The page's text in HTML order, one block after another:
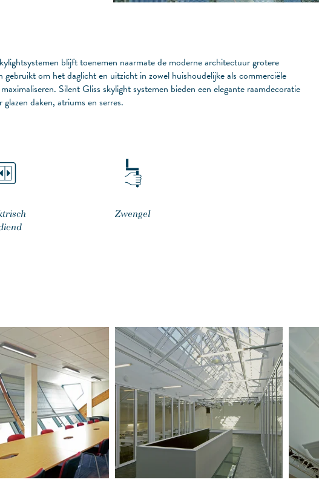
blijft toenemen naarmate de moderne architectuur grotere
gebruikt om het daglicht en uitzicht in zowel huishoudelijke als commerciële
Silent Gliss skylight systemen bieden een elegante raamdecoratie
glazen daken, atriums en serres.
Zwengel